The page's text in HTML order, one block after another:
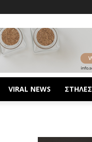
VIRAL NEWS ΣΤΗΛΕΣ